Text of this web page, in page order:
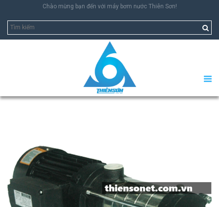
Chào mừng bạn đến với máy bơm nước Thiên Sơn!